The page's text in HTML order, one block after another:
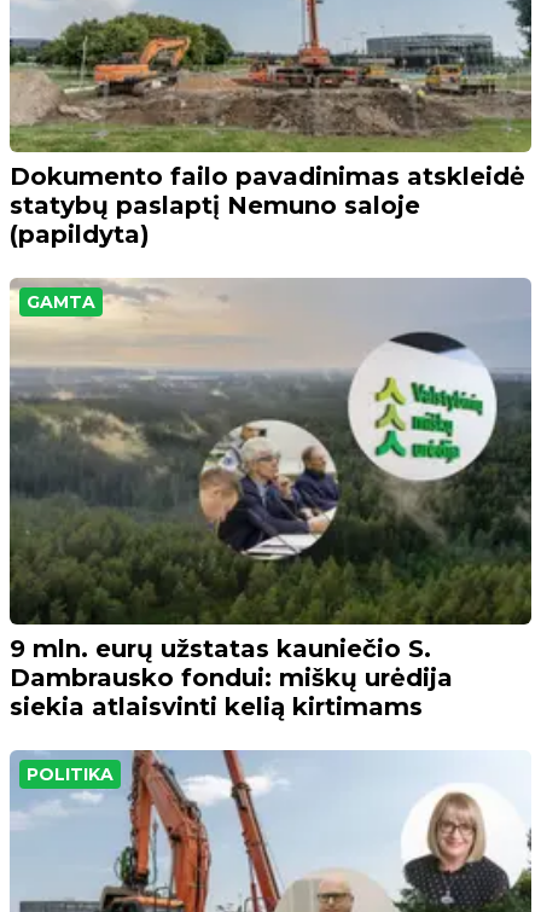
Dokumento failo pavadinimas atskleidė
statybų paslaptį Nemuno saloje
(papildyta)
GAMTA
9 mln. eurų užstatas kauniečio S.
Dambrausko fondui: miškų urėdija
siekia atlaisvinti kelią kirtimams
POLITIKA